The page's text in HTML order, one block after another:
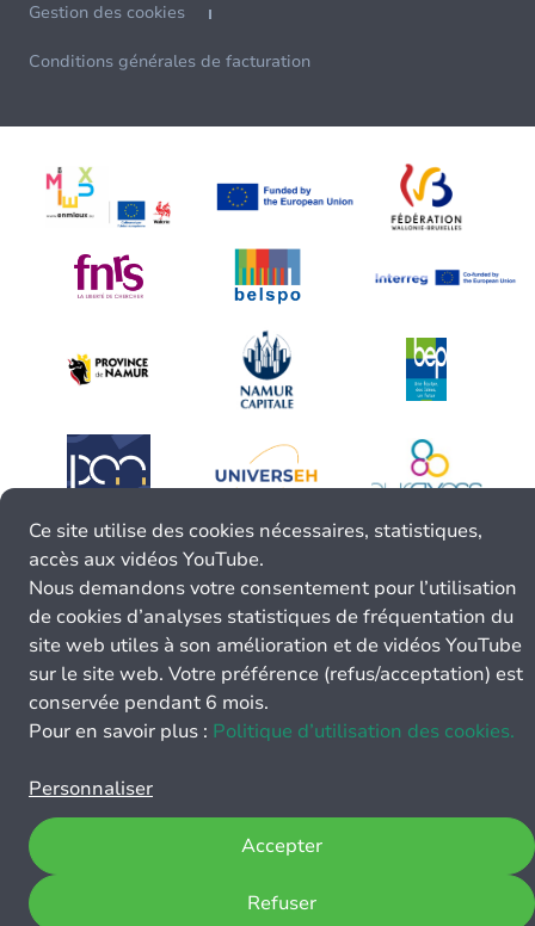
Gestion des cookies
Conditions générales de facturation
Ce site utilise des cookies nécessaires, statistiques,
accès aux vidéos YouTube.
Nous demandons votre consentement pour l’utilisation
de cookies d’analyses statistiques de fréquentation du
site web utiles à son amélioration et de vidéos YouTube
sur le site web. Votre préférence (refus/acceptation) est
conservée pendant 6 mois.
Pour en savoir plus : Politique d’utilisation des cookies.
Personnaliser
Refuser
Accepter